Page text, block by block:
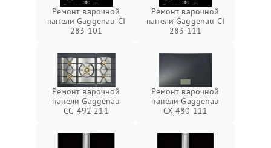
Ремонт варочной
панели Gaggenau CI
283 101
Ремонт варочной
панели Gaggenau CI
283 111
Ремонт варочной
панели Gaggenau
CG 492 211
Ремонт варочной
панели Gaggenau
CX 480 111